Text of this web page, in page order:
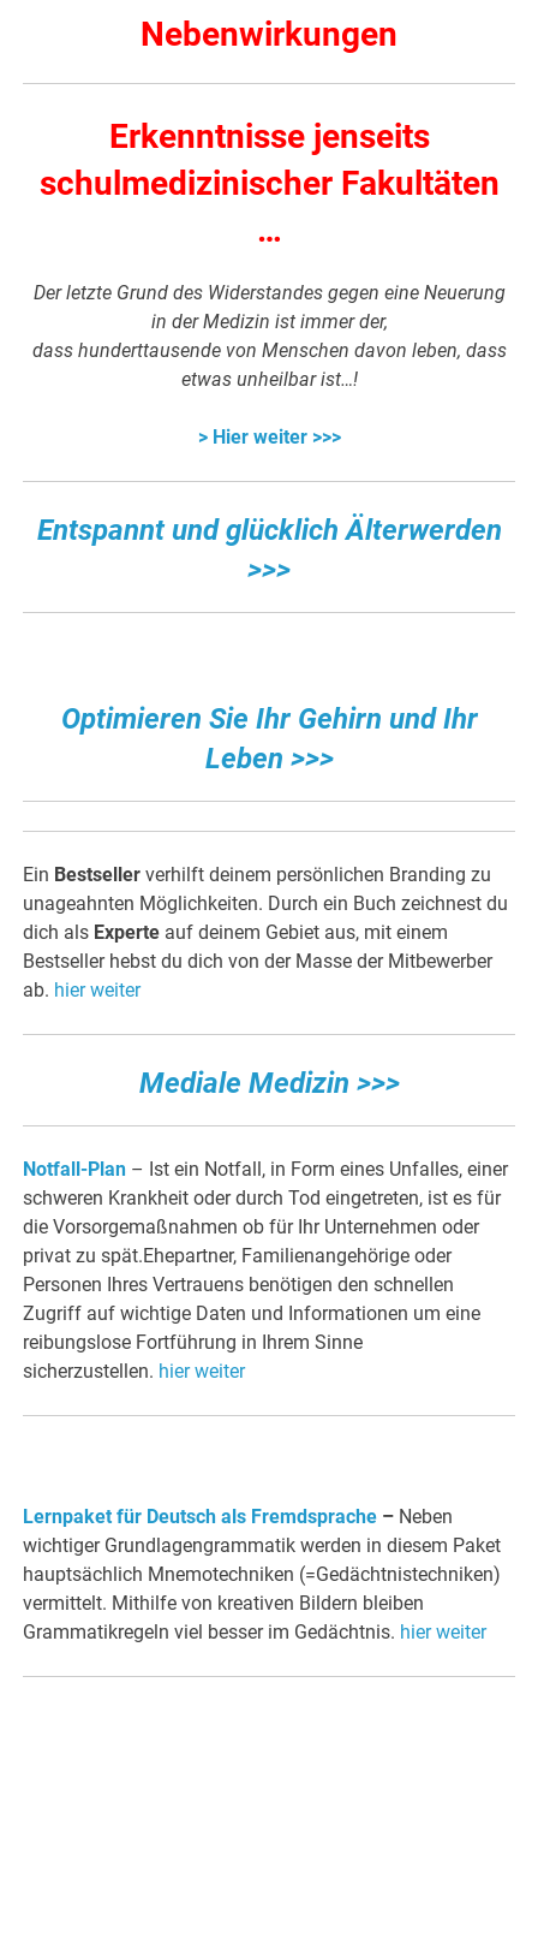
Nebenwirkungen
Erkenntnisse jenseits
schulmedizinischer Fakultäten
…
Der letzte Grund des Widerstandes gegen eine Neuerung
in der Medizin ist immer der,
dass hunderttausende von Menschen davon leben, dass
etwas unheilbar ist…!
> Hier weiter >>>
Entspannt und glücklich Älterwerden
>>>
Optimieren Sie Ihr Gehirn und Ihr
Leben >>>
Ein Bestseller verhilft deinem persönlichen Branding zu
unageahnten Möglichkeiten. Durch ein Buch zeichnest du
dich als Experte auf deinem Gebiet aus, mit einem
Bestseller hebst du dich von der Masse der Mitbewerber
ab. hier weiter
Mediale Medizin >>>
Notfall-Plan – Ist ein Notfall, in Form eines Unfalles, einer
schweren Krankheit oder durch Tod eingetreten, ist es für
die Vorsorgemaßnahmen ob für Ihr Unternehmen oder
privat zu spät.Ehepartner, Familienangehörige oder
Personen Ihres Vertrauens benötigen den schnellen
Zugriff auf wichtige Daten und Informationen um eine
reibungslose Fortführung in Ihrem Sinne
sicherzustellen. hier weiter
Lernpaket für Deutsch als Fremdsprache – Neben
wichtiger Grundlagengrammatik werden in diesem Paket
hauptsächlich Mnemotechniken (=Gedächtnistechniken)
vermittelt. Mithilfe von kreativen Bildern bleiben
Grammatikregeln viel besser im Gedächtnis. hier weiter